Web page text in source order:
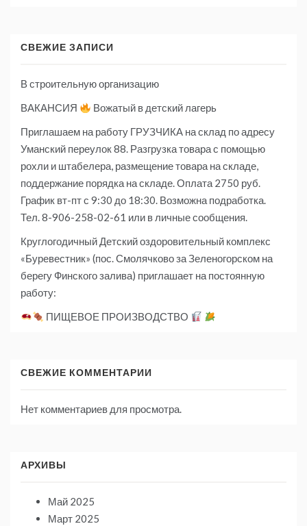
СВЕЖИЕ ЗАПИСИ
В строительную организацию
ВАКАНСИЯ
Вожатый в детский лагерь
Приглашаем на работу ГРУЗЧИКА на склад по адресу
Уманский переулок 88. Разгрузка товара с помощью
рохли и штабелера, размещение товара на складе,
поддержание порядка на складе. Оплата 2750 руб.
График вт-пт с 9:30 до 18:30. Возможна подработка.
Тел. 8-906-258-02-61 или в личные сообщения.
Круглогодичный Детский оздоровительный комплекс
«Буревестник» (пос. Смолячково за Зеленогорском на
берегу Финского залива) приглашает на постоянную
работу:
ПИЩЕВОЕ ПРОИЗВОДСТВО
СВЕЖИЕ КОММЕНТАРИИ
Нет комментариев для просмотра.
АРХИВЫ
Май 2025
Март 2025